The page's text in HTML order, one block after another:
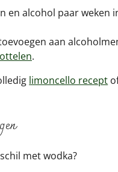
en alcohol paar weken
aan
.
limoncello recept
met wodka?